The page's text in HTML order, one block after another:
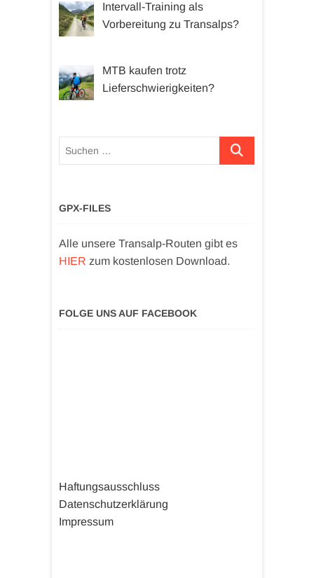
Intervall-Training als
Vorbereitung zu Transalps?
MTB kaufen trotz
Lieferschwierigkeiten?
Suchen …
GPX-FILES
Alle unsere Transalp-Routen gibt es
HIER zum kostenlosen Download.
FOLGE UNS AUF FACEBOOK
Haftungsausschluss
Datenschutzerklärung
Impressum